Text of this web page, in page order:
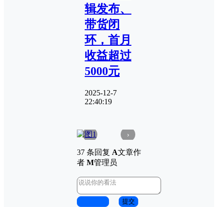
辑发布、
带货闭
环，首月
收益超过
5000元
2025-12-7
22:40:19
‹ ›
37 条回复 A文章作
者 M管理员
提交